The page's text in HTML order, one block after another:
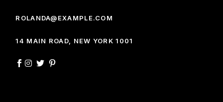
ROLANDA@EXAMPLE.COM
14 MAIN ROAD, NEW YORK 1001